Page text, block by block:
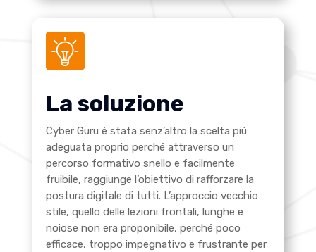
La soluzione
Cyber Guru è stata senz’altro la scelta più
adeguata proprio perché attraverso un
percorso formativo snello e facilmente
fruibile, raggiunge l’obiettivo di rafforzare la
postura digitale di tutti. L’approccio vecchio
stile, quello delle lezioni frontali, lunghe e
noiose non era proponibile, perché poco
efficace, troppo impegnativo e frustrante per